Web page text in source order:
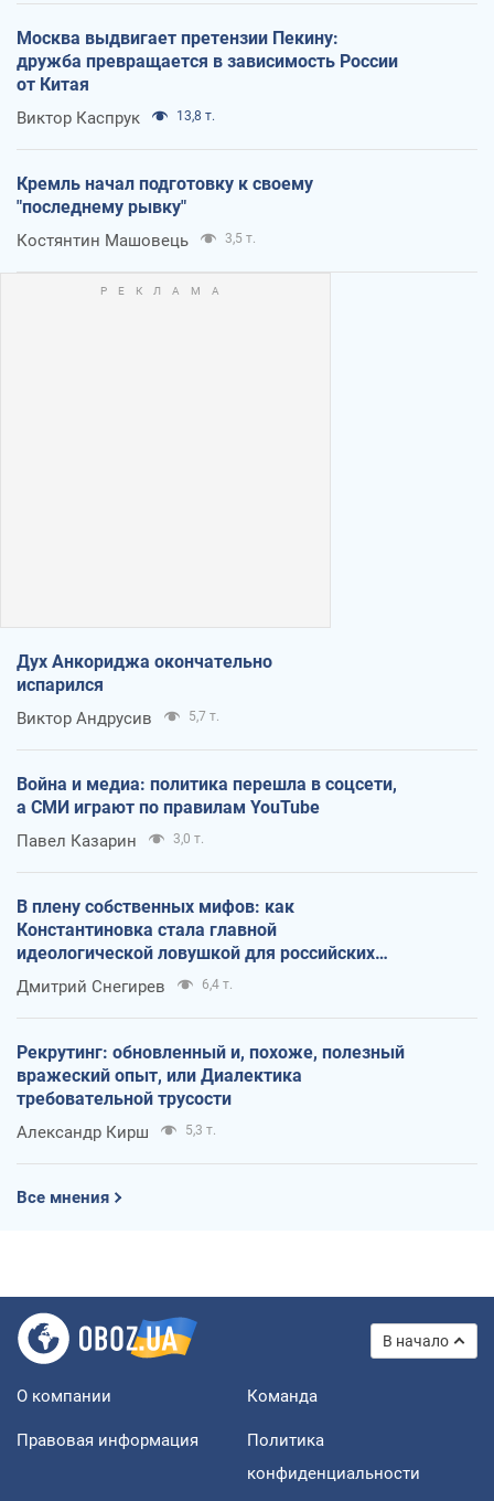
Москва выдвигает претензии Пекину:
дружба превращается в зависимость России
от Китая
Виктор Каспрук 13,8 т.
Кремль начал подготовку к своему
"последнему рывку"
Костянтин Машовець 3,5 т.
Дух Анкориджа окончательно
испарился
Виктор Андрусив 5,7 т.
Война и медиа: политика перешла в соцсети,
а СМИ играют по правилам YouTube
Павел Казарин 3,0 т.
В плену собственных мифов: как
Константиновка стала главной
идеологической ловушкой для российских
оккупантов
Дмитрий Снегирев 6,4 т.
Рекрутинг: обновленный и, похоже, полезный
вражеский опыт, или Диалектика
требовательной трусости
Александр Кирш 5,3 т.
Все мнения
В начало
О компании Команда
Правовая информация
Политика
конфиденциальности